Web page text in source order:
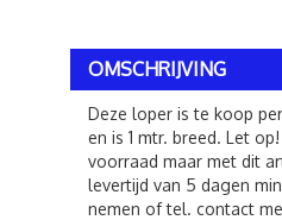
OMSCHRIJVING
Deze loper is te koop
en is 1 mtr. breed. Let
voorraad maar met dit
levertijd van 5 dagen
nemen of tel. contact